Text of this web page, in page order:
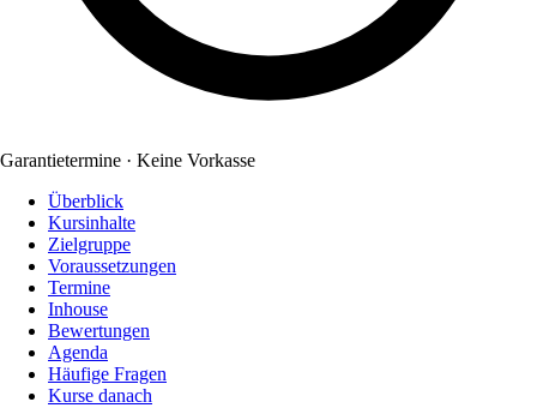
Garantietermine · Keine Vorkasse
Überblick
Kursinhalte
Zielgruppe
Voraussetzungen
Termine
Inhouse
Bewertungen
Agenda
Häufige Fragen
Kurse danach